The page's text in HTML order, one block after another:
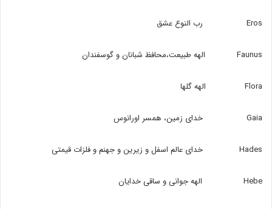
Eros رب النوع عشق
Faunus الهه طبیعت،‌محافظ شبانان و گوسفندان
Flora الهه گلها
Gaia خدای زمین،‌ همسر اورانوس
Hades خدای عالم اسفل و زیرین و جهنم و فلزات قیمتی
Hebe الهه جوانی و ساقی خدایان